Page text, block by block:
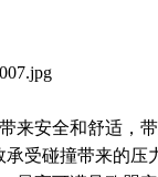
来安全和舒适，
受碰撞带来的压